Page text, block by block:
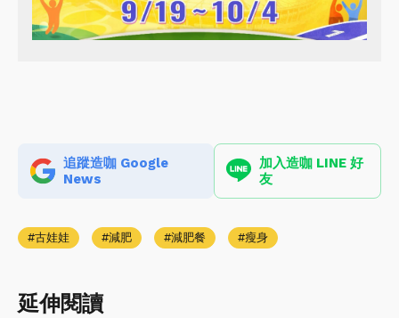
追蹤造咖 Google
News
加入造咖 LINE 好
友
古娃娃 減肥 減肥餐 瘦身
延伸閱讀